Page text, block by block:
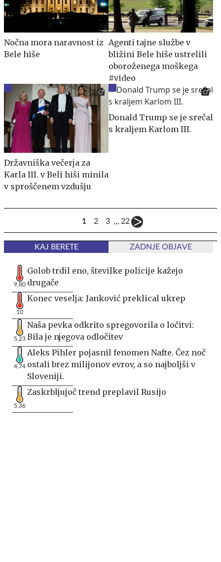
Nočna mora naravnost iz
Bele hiše
Agenti tajne službe v
bližini Bele hiše ustrelili
oboroženega moškega
#video
Državniška večerja za
Karla III. v Beli hiši minila
v sproščenem vzdušju
Donald Trump se je srečal
s kraljem Karlom III.
1 2 3 ... 22
KAJ BERETE ZADNJE OBJAVE
9,80
Golob trdil eno, številke policije kažejo
drugače
10
Konec veselja: Janković preklical ukrep
5,23
Naša pevka odkrito spregovorila o ločitvi:
Bila je njegova odločitev
4,74
Aleks Pihler pojasnil fenomen Nafte. Čez noč
ostali brez milijonov evrov, a so najboljši v
Sloveniji.
5,36
Zaskrbljujoč trend preplavil Rusijo